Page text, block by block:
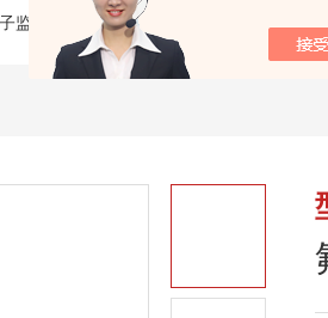
监测仪 T6510F氟离子监测仪